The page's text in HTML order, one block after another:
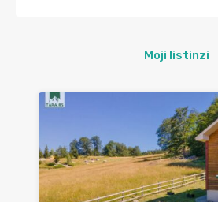
Moji listinzi